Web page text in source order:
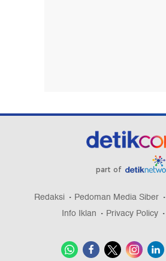
part of
Redaksi Pedoman Media Siber
Info Iklan
Privacy Policy